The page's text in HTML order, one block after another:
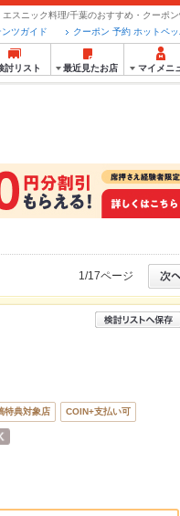
エスニック料理/千葉のおすすめ・クーポン
クーポン 予約 ホットペッ
ンツガイド
討リスト 最近見たお店 マイメニ
1/17ページ
特典対象店 COIN+支払い可